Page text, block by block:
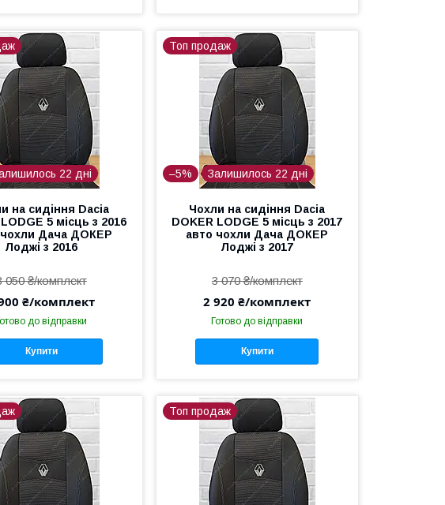
22 дні
на сидіння Dacia
5 місць з 2016
чохли Дача ДОКЕР
Лоджі з 2016
050 ₴/комплект
₴/комплект
до відправки
Купити
Топ продаж
–5% Залишилось 22 дні
Чохли на сидіння Dacia
DOKER LODGE 5 місць з 2017
авто чохли Дача ДОКЕР
Лоджі з 2017
3 070 ₴/комплект
2 920 ₴/комплект
Готово до відправки
Купити
Топ продаж